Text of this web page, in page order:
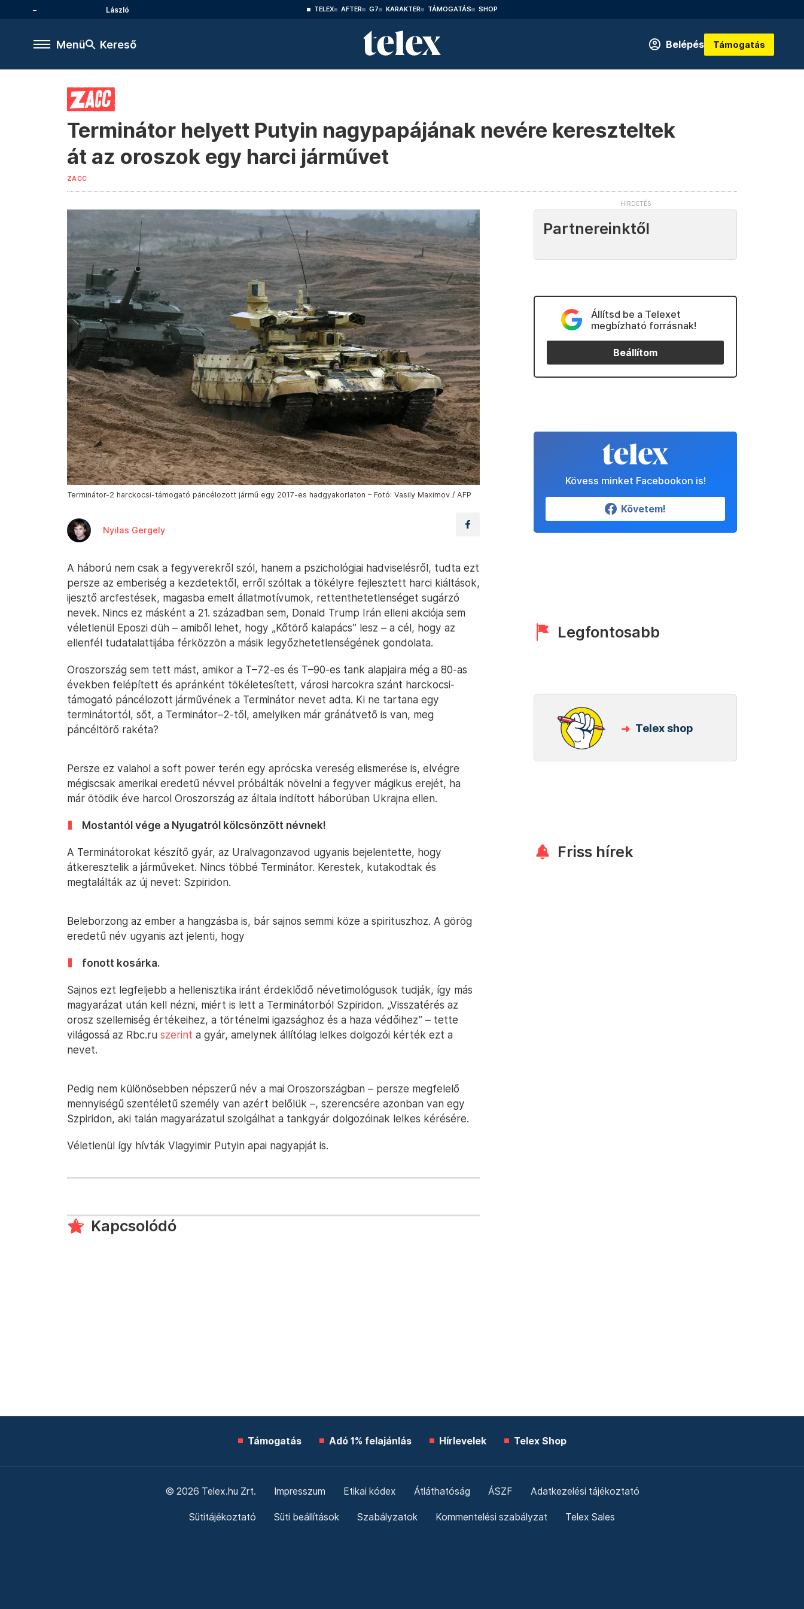
László TELEX AFTER G7 KARAKTER TÁMOGATÁS SHOP
Menü Kereső Belépés Támogatás
Terminátor helyett Putyin nagypapájának nevére kereszteltek
át az oroszok egy harci járművet
ZACC
Terminátor-2 harckocsi-támogató páncélozott jármű egy 2017-es hadgyakorlaton – Fotó: Vasily Maximov / AFP
Nyilas Gergely
A háború nem csak a fegyverekről szól, hanem a pszichológiai hadviselésről, tudta ezt
persze az emberiség a kezdetektől, erről szóltak a tökélyre fejlesztett harci kiáltások,
ijesztő arcfestések, magasba emelt állatmotívumok, rettenthetetlenséget sugárzó
nevek. Nincs ez másként a 21. században sem, Donald Trump Irán elleni akciója sem
véletlenül Eposzi düh – amiből lehet, hogy „Kőtörő kalapács” lesz – a cél, hogy az
ellenfél tudatalattijába férközzön a másik legyőzhetetlenségének gondolata.
Oroszország sem tett mást, amikor a T–72-es és T–90-es tank alapjaira még a 80-as
években felépített és apránként tökéletesített, városi harcokra szánt harckocsi-
támogató páncélozott járművének a Terminátor nevet adta. Ki ne tartana egy
terminátortól, sőt, a Terminátor–2-től, amelyiken már gránátvető is van, meg
páncéltörő rakéta?
Persze ez valahol a soft power terén egy aprócska vereség elismerése is, elvégre
mégiscsak amerikai eredetű névvel próbálták növelni a fegyver mágikus erejét, ha
már ötödik éve harcol Oroszország az általa indított háborúban Ukrajna ellen.
Mostantól vége a Nyugatról kölcsönzött névnek!
A Terminátorokat készítő gyár, az Uralvagonzavod ugyanis bejelentette, hogy
átkeresztelik a járműveket. Nincs többé Terminátor. Kerestek, kutakodtak és
megtalálták az új nevet: Szpiridon.
Beleborzong az ember a hangzásba is, bár sajnos semmi köze a spirituszhoz. A görög
eredetű név ugyanis azt jelenti, hogy
fonott kosárka.
Sajnos ezt legfeljebb a hellenisztika iránt érdeklődő névetimológusok tudják, így más
magyarázat után kell nézni, miért is lett a Terminátorból Szpiridon. „Visszatérés az
orosz szellemiség értékeihez, a történelmi igazsághoz és a haza védőihez” – tette
világossá az Rbc.ru szerint a gyár, amelynek állítólag lelkes dolgozói kérték ezt a
nevet.
Pedig nem különösebben népszerű név a mai Oroszországban – persze megfelelő
mennyiségű szentéletű személy van azért belőlük –, szerencsére azonban van egy
Szpiridon, aki talán magyarázatul szolgálhat a tankgyár dolgozóinak lelkes kérésére.
Véletlenül így hívták Vlagyimir Putyin apai nagyapját is.
Kapcsolódó
Partnereinktől
Állítsd be a Telexet
megbízható forrásnak!
Beállítom
Kövess minket Facebookon is!
Követem!
Legfontosabb
Telex shop
Friss hírek
Támogatás Adó 1% felajánlás Hírlevelek Telex Shop
© 2026 Telex.hu Zrt. Impresszum Etikai kódex Átláthatóság ÁSZF Adatkezelési tájékoztató
Sütitájékoztató Süti beállítások Szabályzatok Kommentelési szabályzat Telex Sales